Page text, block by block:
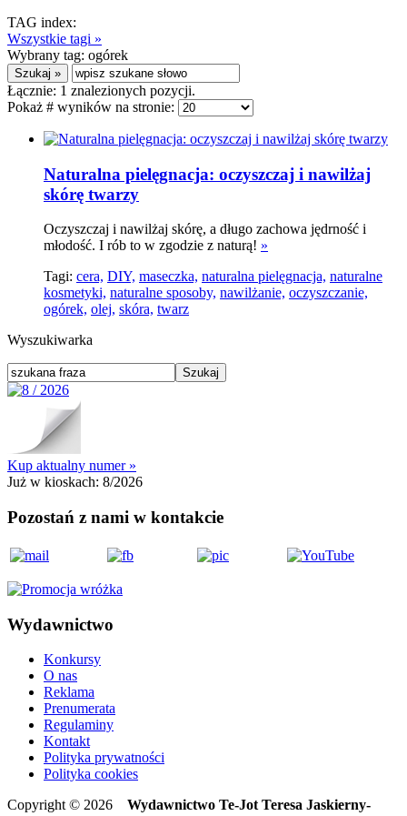
TAG index:
Wszystkie tagi »
Wybrany tag: ogórek
Łącznie: 1 znalezionych pozycji.
Pokaż # wyników na stronie:
Naturalna pielęgnacja: oczyszczaj i nawilżaj
skórę twarzy
Oczyszczaj i nawilżaj skórę, a długo zachowa jędrność i
młodość. I rób to w zgodzie z naturą! »
Tagi: cera, DIY, maseczka, naturalna pielęgnacja, naturalne
kosmetyki, naturalne sposoby, nawilżanie, oczyszczanie,
ogórek, olej, skóra, twarz
Wyszukiwarka
Kup aktualny numer »
Już w kioskach: 8/2026
Pozostań z nami w kontakcie
Wydawnictwo
Konkursy
O nas
Reklama
Prenumerata
Regulaminy
Kontakt
Polityka prywatności
Polityka cookies
Copyright © 2026 Wydawnictwo Te-Jot Teresa Jaskierny-